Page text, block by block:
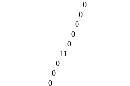
0
0
0
0
0
11
0
0
0